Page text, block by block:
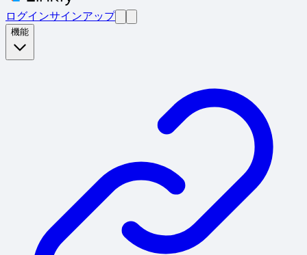
ログインサインアップ
機能